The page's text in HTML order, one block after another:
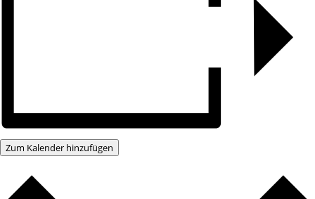
Zum Kalender hinzufügen